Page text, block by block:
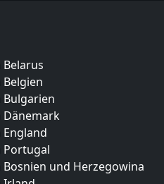
Bulgarien
Dänemark
Portugal
und Herzegowina